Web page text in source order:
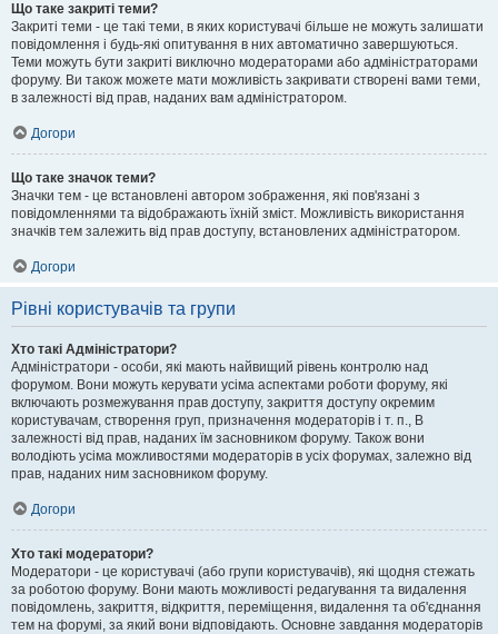
Що таке закриті теми?
Закриті теми - це такі теми, в яких користувачі більше не можуть залишати
повідомлення і будь-які опитування в них автоматично завершуються.
Теми можуть бути закриті виключно модераторами або адміністраторами
форуму. Ви також можете мати можливість закривати створені вами теми,
в залежності від прав, наданих вам адміністратором.
Догори
Що таке значок теми?
Значки тем - це встановлені автором зображення, які пов'язані з
повідомленнями та відображають їхній зміст. Можливість використання
значків тем залежить від прав доступу, встановлених адміністратором.
Догори
Рівні користувачів та групи
Хто такі Адміністратори?
Адміністратори - особи, які мають найвищий рівень контролю над
форумом. Вони можуть керувати усіма аспектами роботи форуму, які
включають розмежування прав доступу, закриття доступу окремим
користувачам, створення груп, призначення модераторів і т. п., В
залежності від прав, наданих їм засновником форуму. Також вони
володіють усіма можливостями модераторів в усіх форумах, залежно від
прав, наданих ним засновником форуму.
Догори
Хто такі модератори?
Модератори - це користувачі (або групи користувачів), які щодня стежать
за роботою форуму. Вони мають можливості редагування та видалення
повідомлень, закриття, відкриття, переміщення, видалення та об'єднання
тем на форумі, за який вони відповідають. Основне завдання модераторів